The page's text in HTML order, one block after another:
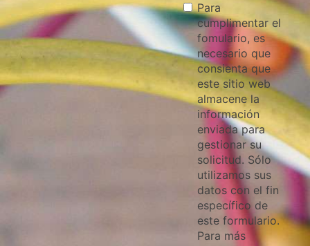
Para
cumplimentar el
fomulario, es
necesario que
consienta que
este sitio web
almacene la
información
enviada para
gestionar su
solicitud. Sólo
utilizamos sus
datos con el fin
específico de
este formulario.
Para más